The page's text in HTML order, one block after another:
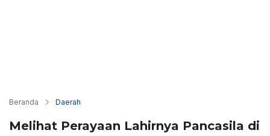
Beranda Daerah
Melihat Perayaan Lahirnya Pancasila di